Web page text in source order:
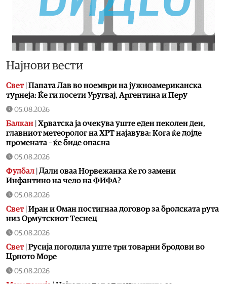
Најнови вести
Свет| Папата Лав во ноември на јужноамериканска
турнеја: Ќе ги посети Уругвај, Аргентина и Перу
05.08.2026
Балкан Хрватска ја очекува уште еден пеколен ден,
главниот метеоролог на ХРТ најавува: Кога ќе дојде
промената – ќе биде опасна
05.08.2026
Фудбал Дали оваа Норвежанка ќе го замени
Инфантино на чело на ФИФА?
05.08.2026
Свет| Иран и Оман постигнаа договор за бродската рута
низ Ормутскиот Теснец
05.08.2026
Свет| Русија погодила уште три товарни бродови во
Црното Море
05.08.2026
Македонија |Најголем дел од пациентите сo